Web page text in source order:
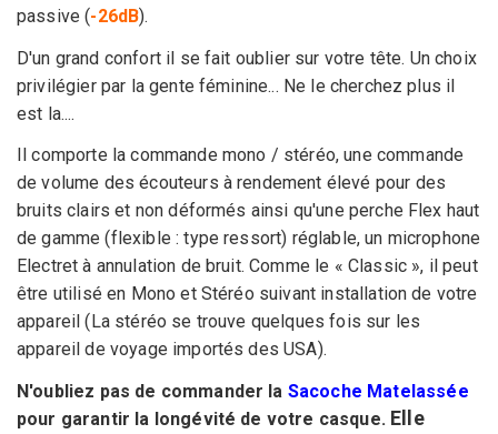
passive (-26dB).
D'un grand confort il se fait oublier sur votre tête. Un choix
privilégier par la gente féminine... Ne le cherchez plus il
est la....
Il comporte la commande mono / stéréo, une commande
de volume des écouteurs à rendement élevé pour des
bruits clairs et non déformés ainsi qu'une perche Flex haut
de gamme (flexible : type ressort) réglable, un microphone
Electret à annulation de bruit. Comme le « Classic », il peut
être utilisé en Mono et Stéréo suivant installation de votre
appareil (La stéréo se trouve quelques fois sur les
appareil de voyage importés des USA).
N'oubliez pas de commander la Sacoche Matelassée
pour garantir la longévité de votre casque. Elle